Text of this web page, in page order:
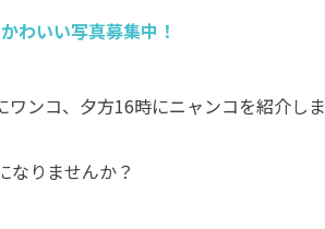
わいい写真募集中！
ワンコ、夕方16時にニャンコを紹介しま
なりませんか？